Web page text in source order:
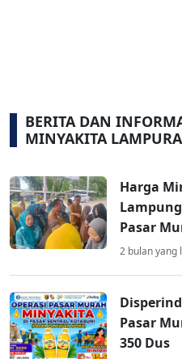
BERITA DAN
MINYAKITA LAMPURA
Harga
Pasar
2 bulan yang
Pasar
350 Dus